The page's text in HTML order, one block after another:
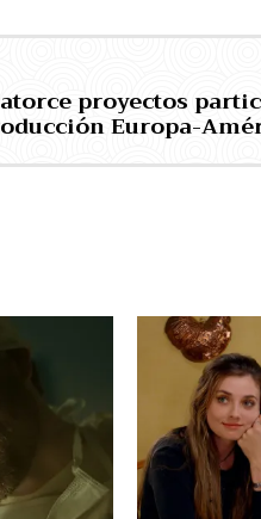
proyectos
Europa-